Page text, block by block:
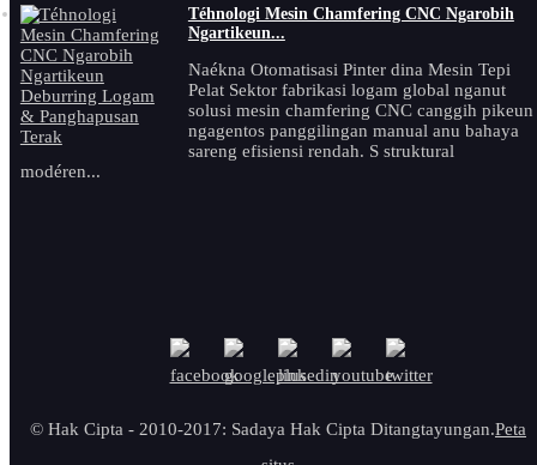
Téhnologi Mesin Chamfering CNC Ngarobih
Ngartikeun...
Naékna Otomatisasi Pinter dina Mesin Tepi
Pelat Sektor fabrikasi logam global nganut
solusi mesin chamfering CNC canggih pikeun
ngagentos panggilingan manual anu bahaya
sareng efisiensi rendah. S struktural
modéren...
© Hak Cipta - 2010-2017: Sadaya Hak Cipta Ditangtayungan.Peta